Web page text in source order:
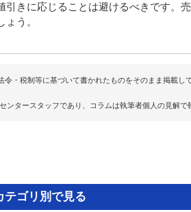
引きに応じることは避けるべきです。
う。
・税制等に基づいて書かれたものをそのまま掲載し
タースタッフであり、コラムは執筆者個人の見解で
テゴリ別で見る